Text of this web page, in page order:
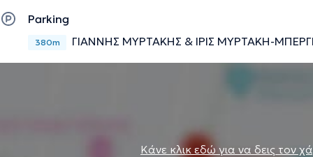
Parking
380m ΓΙΑΝΝΗΣ ΜΥΡΤΑΚΗΣ & ΙΡΙΣ ΜΥΡΤΑΚΗ-
Κάνε κλικ εδώ για να δεις τον